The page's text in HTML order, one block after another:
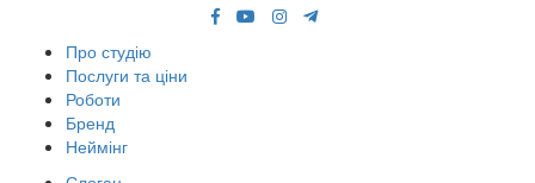
Про студію
Послуги та ціни
Роботи
Бренд
Неймінг